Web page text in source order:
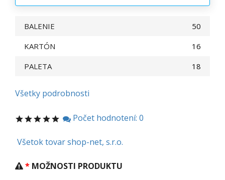
BALENIE
50
KARTÓN
16
PALETA
18
Všetky podrobnosti
Počet hodnotení: 0
Všetok tovar shop-net, s.r.o.
MOŽNOSTI PRODUKTU